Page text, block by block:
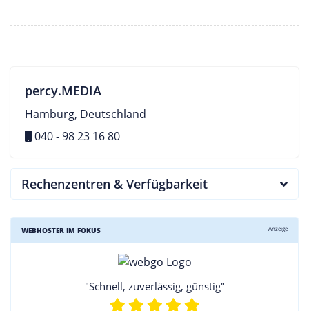
percy.MEDIA
Hamburg, Deutschland
040 - 98 23 16 80
Rechenzentren & Verfügbarkeit
WEBHOSTER IM FOKUS Anzeige
"Schnell, zuverlässig, günstig"